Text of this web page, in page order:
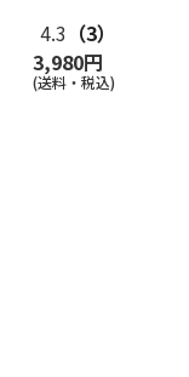
4.3 （3）
3,980円
(送料・税込)